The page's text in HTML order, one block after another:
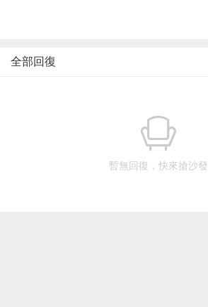
全部回復
暫無回復，快來搶沙發